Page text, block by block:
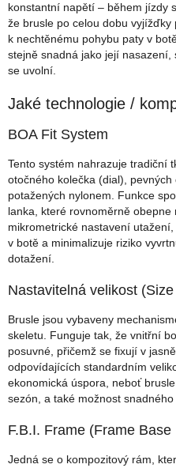
konstantní napětí – během jízdy
že brusle po celou dobu
k nechtěnému pohybu paty v
stejně snadná jako její
se uvolní.
Jaké technologie /
BOA Fit System
Tento systém nahrazuje tradiční
otočného kolečka (dial),
potažených nylonem. Funkce
lanka, které rovnoměrně
mikrometrické nastavení
v botě a minimalizuje riziko
dotažení.
Nastavitelná velikost
Brusle jsou vybaveny
skeletu. Funguje tak, že vnitřní
posuvné, přičemž se fixují v
odpovídajících standardním
ekonomická úspora, neboť
sezón, a také možnost
F.B.I. Frame (Frame Base
Jedná se o kompozitový rám,